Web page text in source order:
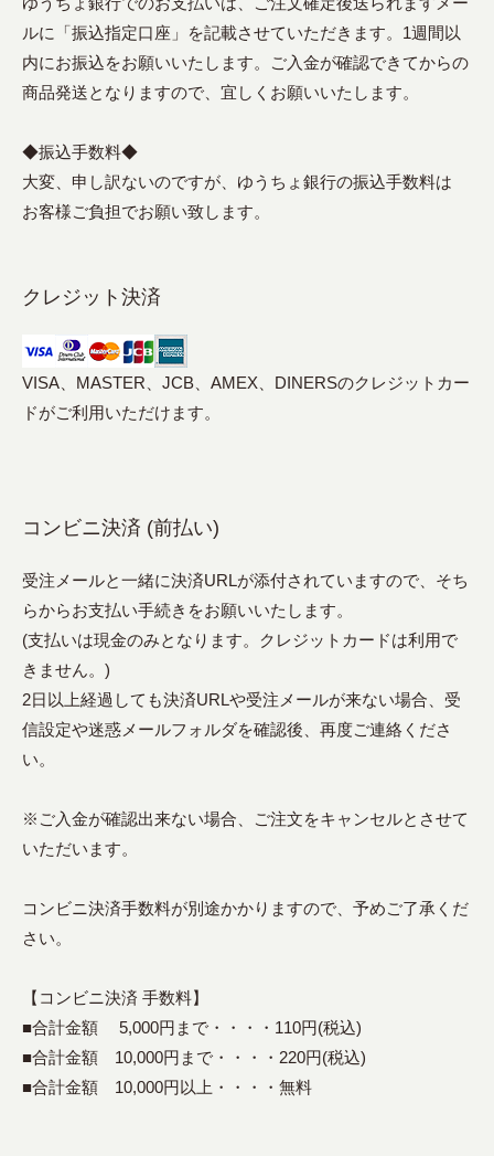
ルに「振込指定口座」を記載させていただきます。1週間以
内にお振込をお願いいたします。ご入金が確認できてからの
商品発送となりますので、宜しくお願いいたします。
◆振込手数料◆
大変、申し訳ないのですが、ゆうちょ銀行の振込手数料は
お客様ご負担でお願い致します。
クレジット決済
VISA、MASTER、JCB、AMEX、DINERSのクレジットカー
ドがご利用いただけます。
コンビニ決済 (前払い)
受注メールと一緒に決済URLが添付されていますので、そち
らからお支払い手続きをお願いいたします。
(支払いは現金のみとなります。クレジットカードは利用で
きません。)
2日以上経過しても決済URLや受注メールが来ない場合、受
信設定や迷惑メールフォルダを確認後、再度ご連絡くださ
い。
※ご入金が確認出来ない場合、ご注文をキャンセルとさせて
いただいます。
コンビニ決済手数料が別途かかりますので、予めご了承くだ
さい。
【コンビニ決済 手数料】
■合計金額 5,000円まで・・・・110円(税込)
■合計金額 10,000円まで・・・・220円(税込)
■合計金額 10,000円以上・・・・無料